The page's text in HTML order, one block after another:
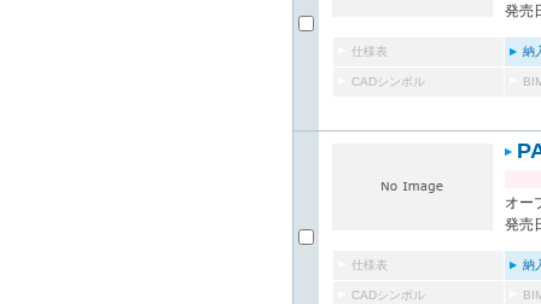
発売
仕様表 納
CADシンボル
オー
発売
仕様表 納
CADシンボル